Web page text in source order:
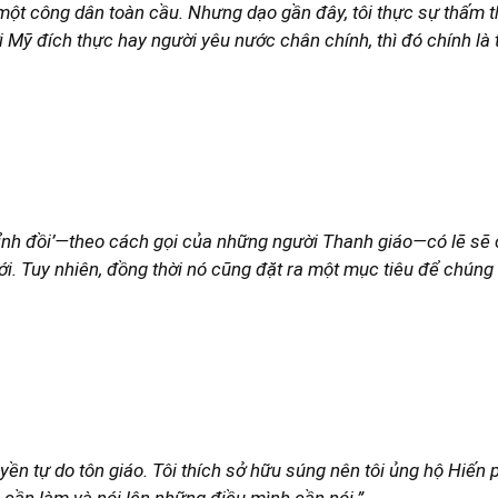
công dân toàn cầu. Nhưng dạo gần đây, tôi thực sự thấm
đích thực hay người yêu nước chân chính, thì đó chính là
đồi’—theo cách gọi của những người Thanh giáo—có lẽ
Tuy nhiên, đồng thời nó cũng đặt ra một mục tiêu để chúng
tự do tôn giáo. Tôi thích sở hữu súng nên tôi ủng hộ